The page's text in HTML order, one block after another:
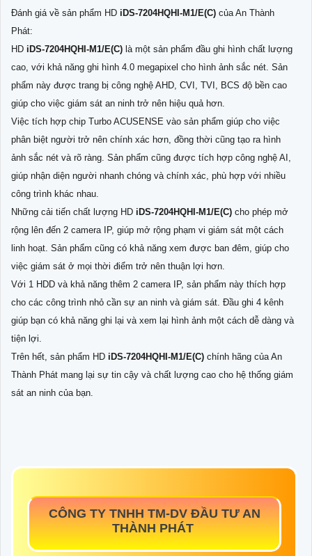
Đánh giá về sản phẩm HD iDS-7204HQHI-M1/E(C) của An Thành
Phát:
HD iDS-7204HQHI-M1/E(C) là một sản phẩm đầu ghi hình chất lượng
cao, với khả năng ghi hình 4.0 megapixel cho hình ảnh sắc nét. Sản
phẩm này được trang bị công nghệ AHD, CVI, TVI, BCS độ bền cao
giúp cho việc giám sát an ninh trở nên hiệu quả hơn.
Việc tích hợp chip Turbo ACUSENSE vào sản phẩm giúp cho việc
phân biệt người trở nên chính xác hơn, đồng thời cũng tạo ra hình
ảnh sắc nét và rõ ràng. Sản phẩm cũng được tích hợp công nghệ AI,
giúp nhận diện người nhanh chóng và chính xác, phù hợp với nhiều
công trình khác nhau.
Những cải tiến chất lượng HD iDS-7204HQHI-M1/E(C) cho phép mở
rộng lên đến 2 camera IP, giúp mở rộng phạm vi giám sát một cách
linh hoạt. Sản phẩm cũng có khả năng xem được ban đêm, giúp cho
việc giám sát ở mọi thời điểm trở nên thuận lợi hơn.
Với 1 HDD và khả năng thêm 2 camera IP, sản phẩm này thích hợp
cho các công trình nhỏ cần sự an ninh và giám sát. Đầu ghi 4 kênh
giúp bạn có khả năng ghi lại và xem lại hình ảnh một cách dễ dàng và
tiện lợi.
Trên hết, sản phẩm HD iDS-7204HQHI-M1/E(C) chính hãng của An
Thành Phát mang lại sự tin cậy và chất lượng cao cho hệ thống giám
sát an ninh của bạn.
CÔNG TY TNHH TM-DV ĐẦU TƯ AN
THÀNH PHÁT